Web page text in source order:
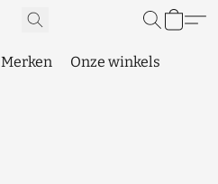
Merken Onze winkels